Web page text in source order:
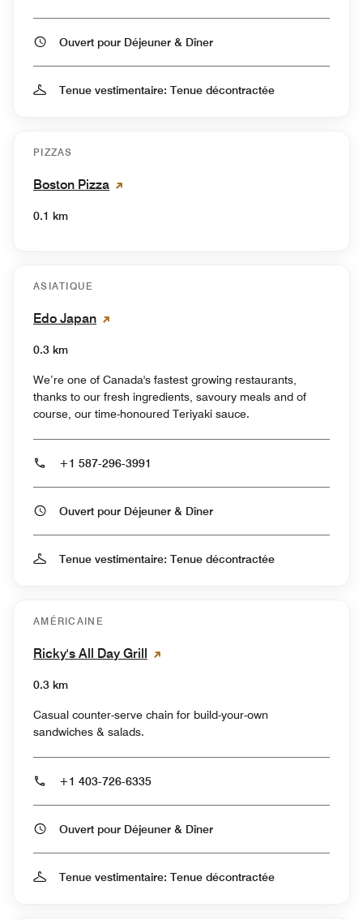
Ouvert pour Déjeuner & Dîner
Tenue vestimentaire: Tenue décontractée
PIZZAS
Boston Pizza
0.1 km
ASIATIQUE
Edo Japan
0.3 km
We’re one of Canada's fastest growing restaurants,
thanks to our fresh ingredients, savoury meals and of
course, our time-honoured Teriyaki sauce.
+1 587-296-3991
Ouvert pour Déjeuner & Dîner
Tenue vestimentaire: Tenue décontractée
AMÉRICAINE
Ricky's All Day Grill
0.3 km
Casual counter-serve chain for build-your-own
sandwiches & salads.
+1 403-726-6335
Ouvert pour Déjeuner & Dîner
Tenue vestimentaire: Tenue décontractée